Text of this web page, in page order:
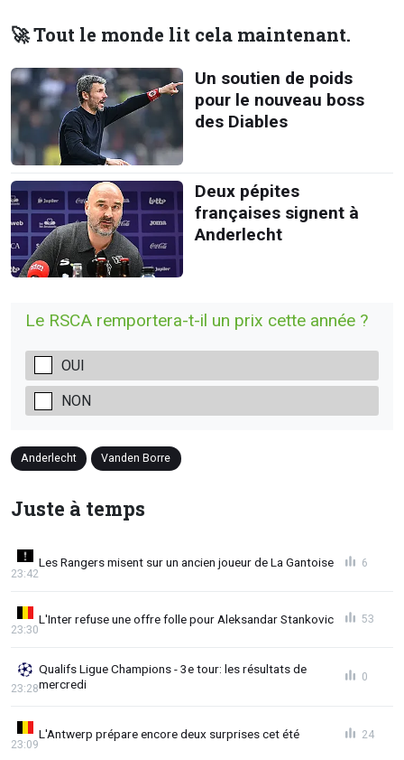
🚀 Tout le monde lit cela maintenant.
Un soutien de poids
pour le nouveau boss
des Diables
Deux pépites
françaises signent à
Anderlecht
Le RSCA remportera-t-il un prix cette année ?
OUI
NON
Anderlecht Vanden Borre
Juste à temps
Les Rangers misent sur un ancien joueur de La Gantoise
23:42
6
L'Inter refuse une offre folle pour Aleksandar Stankovic
23:30
53
Qualifs Ligue Champions - 3e tour: les résultats de
mercredi
23:28
0
L'Antwerp prépare encore deux surprises cet été
23:09
24